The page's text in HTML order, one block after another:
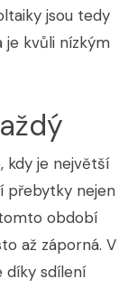
jsou tedy
je kvůli nízkým
kdy je největší
přebytky nejen
období
až záporná. V
díky sdílení